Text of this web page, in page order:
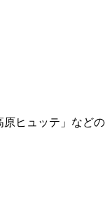
原ヒュッテ」などの